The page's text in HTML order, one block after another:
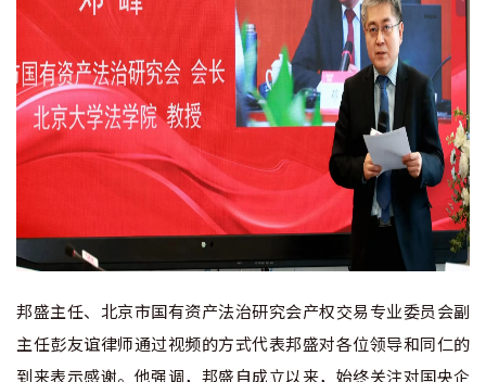
邦盛主任、北京市国有资产法治研究会产权交易专业委员会副
主任彭友谊律师通过视频的方式代表邦盛对各位领导和同仁的
到来表示感谢。他强调，邦盛自成立以来，始终关注对国央企